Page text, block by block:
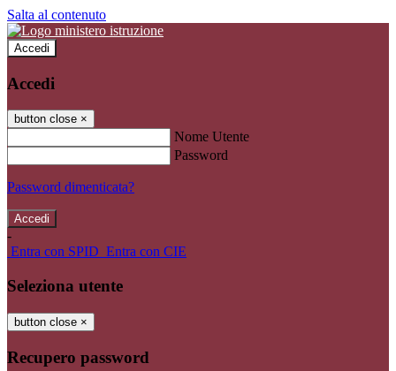
Salta al contenuto
Accedi
Accedi
button close ×
Nome Utente
Password
Password dimenticata?
-
Entra con SPID Entra con CIE
Seleziona utente
button close ×
Recupero password